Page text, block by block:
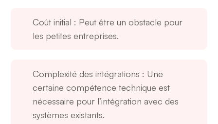
Coût initial : Peut être un obstacle pour
les petites entreprises.
Complexité des intégrations : Une
certaine compétence technique est
nécessaire pour l’intégration avec des
systèmes existants.